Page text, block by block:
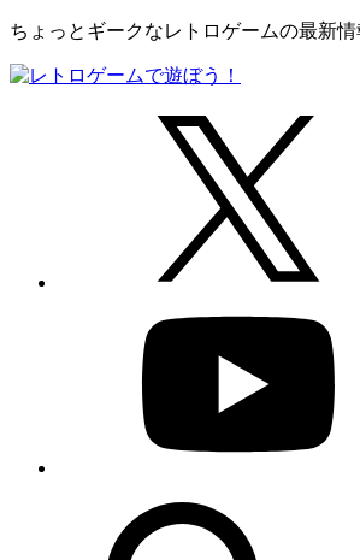
ちょっとギークなレトロゲームの最新情